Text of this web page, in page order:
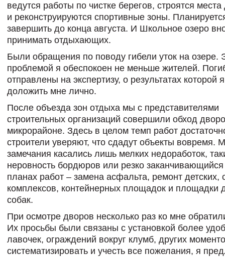
ведутся работы по чистке берегов, строятся
и реконструируются спортивные зоны.
завершить до конца августа. И Школьное озеро
принимать отдыхающих.
Были обращения по поводу гибели уток на озере.
проблемой я обеспокоен не меньше жителей.
отправлены на экспертизу, о результатах которой
доложить мне лично.
После объезда зон отдыха мы с представителями
строительных организаций совершили обход
микрорайоне. Здесь в целом темп работ
строители уверяют, что сдадут объекты вовремя.
замечания касались лишь мелких недоработок,
неровность бордюров или резко заканчивающийся
планах работ – замена асфальта, ремонт детских,
комплексов, контейнерных площадок и площадки
собак.
При осмотре дворов несколько раз ко мне
Их просьбы были связаны с установкой более
лавочек, ограждений вокруг клумб, других
систематизировать и учесть все пожелания, я